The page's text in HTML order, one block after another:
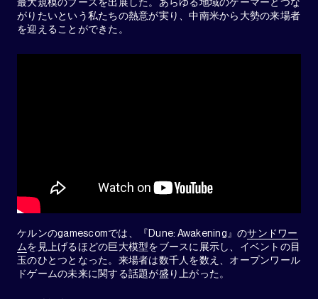
最大規模のブースを出展した。あらゆる地域のゲーマーとつな
がりたいという私たちの熱意が実り、中南米から大勢の来場者
を迎えることができた。
ケルンのgamescomでは、『Dune: Awakening』のサンドワー
ムを見上げるほどの巨大模型をブースに展示し、イベントの目
玉のひとつとなった。来場者は数千人を数え、オープンワール
ドゲームの未来に関する話題が盛り上がった。